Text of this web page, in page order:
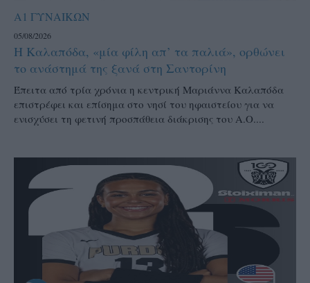
Α1 ΓΥΝΑΙΚΩΝ
05/08/2026
Η Καλαπόδα, «μία φίλη απ’ τα παλιά», ορθώνει
το ανάστημά της ξανά στη Σαντορίνη
Έπειτα από τρία χρόνια η κεντρική Μαριάννα Καλαπόδα
επιστρέφει και επίσημα στο νησί του ηφαιστείου για να
ενισχύσει τη φετινή προσπάθεια διάκρισης του Α.Ο....